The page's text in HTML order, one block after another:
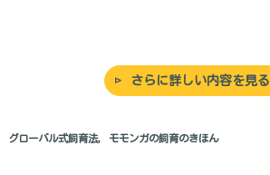
さらに詳しい内容を見る
グローバル式飼育法 モモンガの飼育のきほん